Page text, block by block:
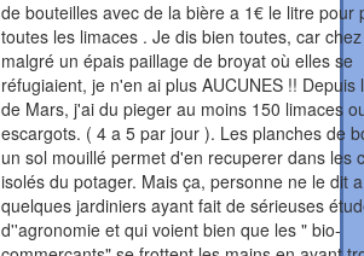
de bouteilles avec de la bière a 1€ le litre pour
toutes les limaces . Je dis bien toutes, car
malgré un épais paillage de broyat où elles se
réfugiaient, je n'en ai plus AUCUNES !! Depuis
de Mars, j'ai du pieger au moins 150 limaces
escargots. ( 4 a 5 par jour ). Les planches de
un sol mouillé permet d'en recuperer dans les
isolés du potager. Mais ça, personne ne le dit
quelques jardiniers ayant fait de sérieuses
d''agronomie et qui voient bien que les " bio-